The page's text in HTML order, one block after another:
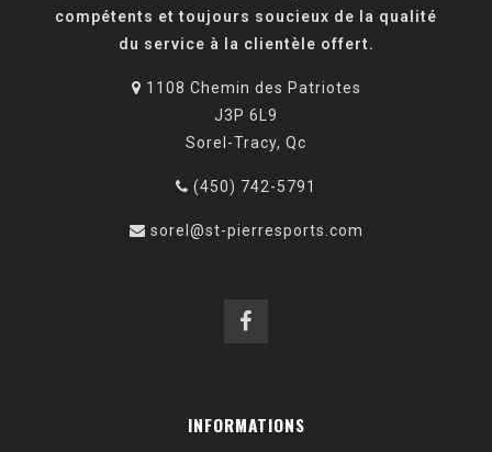
compétents et toujours soucieux de la qualité
du service à la clientèle offert.
1108 Chemin des Patriotes
J3P 6L9
Sorel-Tracy, Qc
(450) 742-5791
sorel@st-pierresports.com
INFORMATIONS